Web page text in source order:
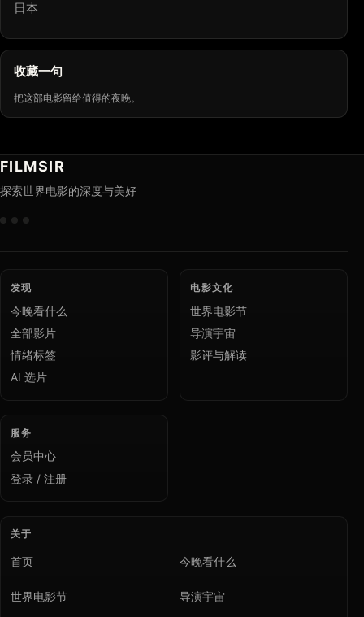
日本
收藏一句
把这部电影留给值得的夜晚。
FILMSIR
探索世界电影的深度与美好
发现
今晚看什么
全部影片
情绪标签
AI 选片
电影文化
世界电影节
导演宇宙
影评与解读
服务
会员中心
登录 / 注册
关于
首页 今晚看什么
世界电影节 导演宇宙